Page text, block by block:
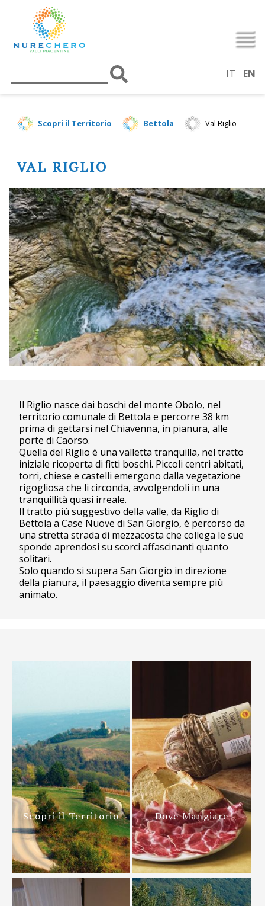
IT EN
Scopri il Territorio Bettola Val Riglio
VAL RIGLIO
Il Riglio nasce dai boschi del monte Obolo, nel
territorio comunale di Bettola e percorre 38 km
prima di gettarsi nel Chiavenna, in pianura, alle
porte di Caorso.
Quella del Riglio è una valletta tranquilla, nel tratto
iniziale ricoperta di fitti boschi. Piccoli centri abitati,
torri, chiese e castelli emergono dalla vegetazione
rigogliosa che li circonda, avvolgendoli in una
tranquillità quasi irreale.
Il tratto più suggestivo della valle, da Riglio di
Bettola a Case Nuove di San Giorgio, è percorso da
una stretta strada di mezzacosta che collega le sue
sponde aprendosi su scorci affascinanti quanto
solitari.
Solo quando si supera San Giorgio in direzione
della pianura, il paesaggio diventa sempre più
animato.
Scopri il Territorio Dove Mangiare